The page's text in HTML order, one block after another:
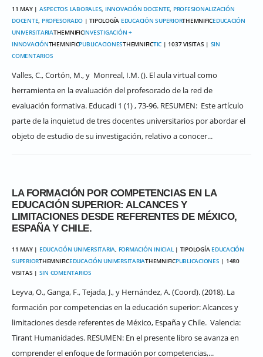
11 MAY | ASPECTOS LABORALES, INNOVACIÓN DOCENTE, PROFESIONALIZACIÓN
DOCENTE, PROFESORADO | TIPOLOGÍA EDUCACIÓN SUPERIORTHEMNIFICEDUCACIÓN
UNIVERSITARIATHEMNIFICINVESTIGACIÓN +
INNOVACIÓNTHEMNIFICPUBLICACIONESTHEMNIFICTIC | 1037 VISITAS | SIN
COMENTARIOS
Valles, C., Cortón, M., y Monreal, I.M. (). El aula virtual como
herramienta en la evaluación del profesorado de la red de
evaluación formativa. Educadi 1 (1) , 73-96. RESUMEN: Este artículo
parte de la inquietud de tres docentes universitarios por abordar el
objeto de estudio de su investigación, relativo a conocer...
LA FORMACIÓN POR COMPETENCIAS EN LA
EDUCACIÓN SUPERIOR: ALCANCES Y
LIMITACIONES DESDE REFERENTES DE MÉXICO,
ESPAÑA Y CHILE.
11 MAY | EDUCACIÓN UNIVERSITARIA, FORMACIÓN INICIAL| TIPOLOGÍA EDUCACIÓN
SUPERIORTHEMNIFICEDUCACIÓN UNIVERSITARIATHEMNIFICPUBLICACIONES | 1480
VISITAS | SIN COMENTARIOS
Leyva, O., Ganga, F., Tejada, J., y Hernández, A. (Coord). (2018). La
formación por competencias en la educación superior: Alcances y
limitaciones desde referentes de México, España y Chile. Valencia:
Tirant Humanidades. RESUMEN: En el presente libro se avanza en
comprender el enfoque de formación por competencias,...